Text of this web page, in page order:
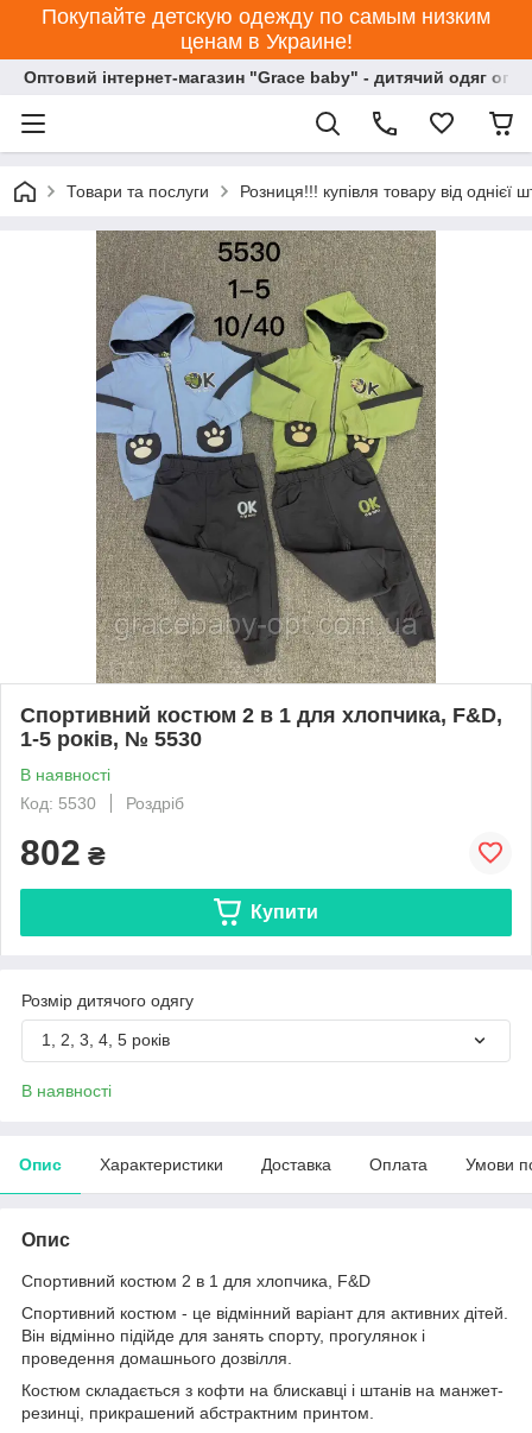
Покупайте детскую одежду по самым низким
ценам в Украине!
Оптовий інтернет-магазин "Grace baby" - дитячий одяг
Товари та послуги Розниця!!! купівля товару від однієї
Спортивний костюм 2 в 1 для хлопчика, F&D,
1-5 років, № 5530
В наявності
Код: 5530
Роздріб
802 ₴
Купити
Розмір дитячого одягу
1, 2, 3, 4, 5 років
В наявності
Опис Характеристики Доставка Оплата Умови
Опис
Спортивний костюм 2 в 1 для хлопчика, F&D
Спортивний костюм - це відмінний варіант для активних дітей.
Він відмінно підійде для занять спорту, прогулянок і
проведення домашнього дозвілля.
Костюм складається з кофти на блискавці і штанів на манжет-
резинці, прикрашений абстрактним принтом.